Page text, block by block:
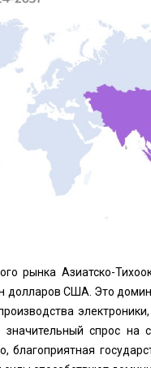
рынка Азиатско-
​​долларов США. Это
спрос
благоприятная